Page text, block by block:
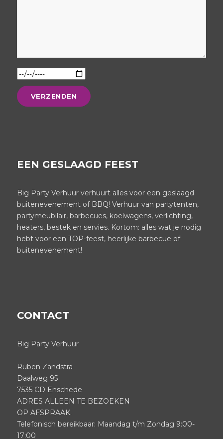
EEN GESLAAGD FEEST
Big Party Verhuur verhuurt alles voor een geslaagd
buitenevenement of BBQ! Verhuur van partytenten,
partymeubilair, barbecues, koelwagens, verlichting,
heaters, bestek en servies. Kortom: alles wat je nodig
hebt voor een TOP-feest, heerlijke barbecue of
buitenevenement!
CONTACT
Big Party Verhuur
Ruben Zandstra
Daalweg 95
7535 CD Enschede
ADRES ALLEEN TE BEZOEKEN
OP AFSPRAAK.
Telefonisch bereikbaar: Maandag t/m Zondag 9:00-
17:00